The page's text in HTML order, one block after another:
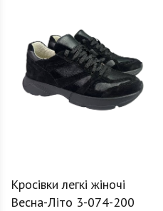
Кросівки легкі жіночі
Весна-Літо 3-074-200